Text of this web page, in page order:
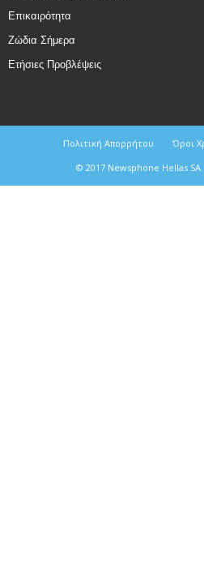
Επικαιρότητα
Ζώδια Σήμερα
Ετήσιες Προβλέψεις
Πολιτική Απορρήτου Όροι
© 2017 Newsphone Hellas